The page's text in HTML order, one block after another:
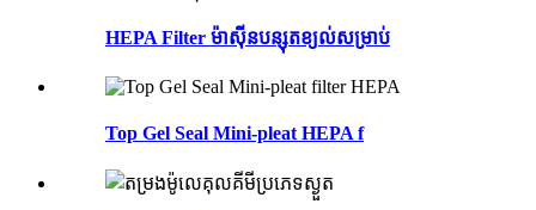
HEPA Filter ម៉ាស៊ីនបន្សុតខ្យល់សម្រាប់
Top Gel Seal Mini-pleat HEPA f